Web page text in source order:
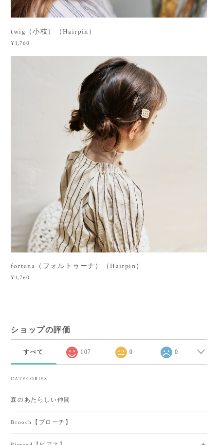
twig（小枝）（Hairpin）
¥1,760
fortuna（フォルトゥーナ）（Hairpin）
¥1,760
ショップの評価
すべて 107 0 0
CATEGORIES
森のあたらしい仲間
Brooch【ブローチ】